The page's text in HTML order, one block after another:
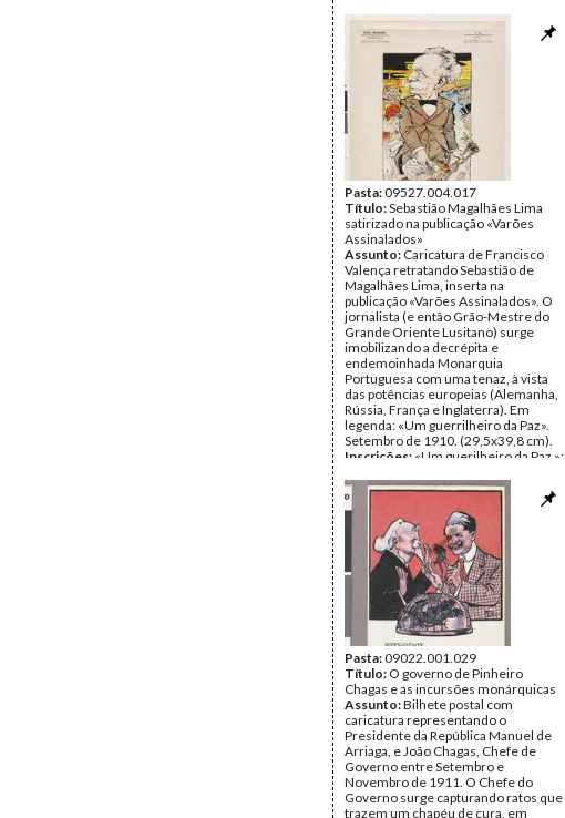
Pasta:09527.004.017
Título:Sebastião Magalhães Lima
satirizado na publicação «Varões
Assinalados»
Assunto: Caricatura de Francisco
Valença retratando Sebastião de
Magalhães Lima, inserta na
publicação «Varões Assinalados». O
jornalista (e então Grão-Mestre do
Grande Oriente Lusitano) surge
imobilizando a decrépita e
endemoinhada Monarquia
Portuguesa com uma tenaz, à vista
das potências europeias (Alemanha,
Rússia, França e Inglaterra). Em
legenda: «Um guerrilheiro da Paz».
Setembro de 1910. (29,5x39,8 cm).
Inscrições: «Um guerilheiro da Paz.»;
«Magalhães Lima» texto de Eugénio
Vieira.
Setembro de 1910
Fundo:Colecção Fundação Mário
Soares/António Pedro Vicente
Tipo Documental:ARTE
Página(s):2
Pasta:09022.001.029
Título: O governo de Pinheiro
Chagas e as incursões monárquicas
Assunto:Bilhete postal com
caricatura representando o
Presidente da República Manuel de
Arriaga, e João Chagas, Chefe de
Governo entre Setembro e
Novembro de 1911. O Chefe do
Governo surge capturando ratos que
trazem um chapéu de cura, em